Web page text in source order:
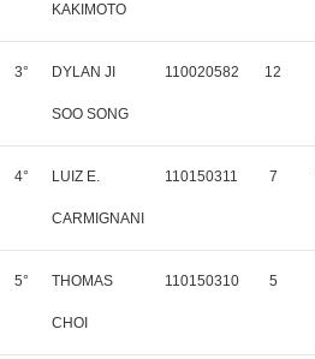
KAKIMOTO
3° DYLAN JI
SOO SONG
110020582 12
4° LUIZ E.
CARMIGNANI
110150311 7
5° THOMAS
CHOI
110150310 5